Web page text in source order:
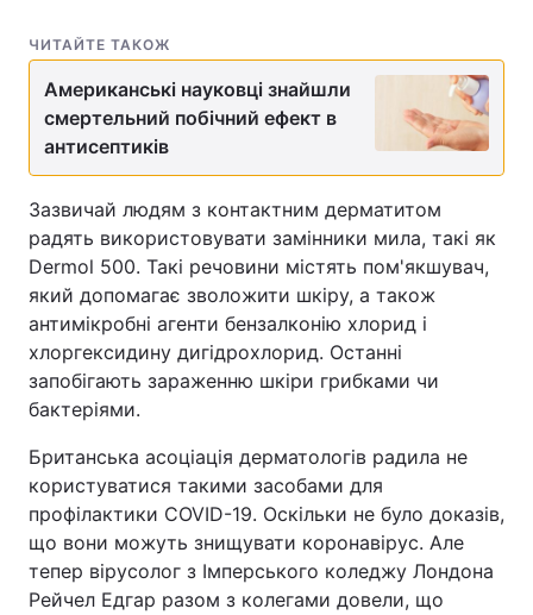
ЧИТАЙТЕ ТАКОЖ
Американські науковці знайшли
смертельний побічний ефект в
антисептиків
Зазвичай людям з контактним дерматитом
радять використовувати замінники мила, такі як
Dermol 500. Такі речовини містять пом'якшувач,
який допомагає зволожити шкіру, а також
антимікробні агенти бензалконію хлорид і
хлоргексидину дигідрохлорид. Останні
запобігають зараженню шкіри грибками чи
бактеріями.
Британська асоціація дерматологів радила не
користуватися такими засобами для
профілактики COVID-19. Оскільки не було доказів,
що вони можуть знищувати коронавірус. Але
тепер вірусолог з Імперського коледжу Лондона
Рейчел Едгар разом з колегами довели, що